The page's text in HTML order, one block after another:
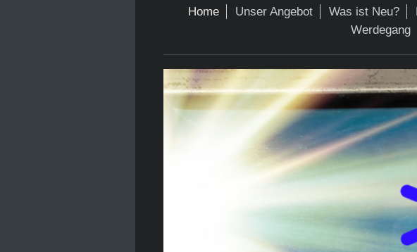
Home Unser Angebot Was ist Neu?
Werdegang